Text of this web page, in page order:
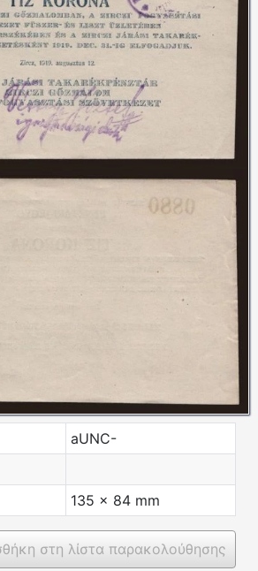
aUNC-
135 x 84 mm
στη λίστα παρακολούθησης